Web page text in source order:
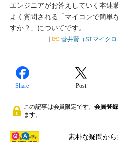
エンジニアがお答えしていく本連
よく質問される「マイコンで簡単
すか？」についてです。
[ 菅井賢（STマイクロ
Share Post
この記事は会員限定です。 会員登録
ます。
素朴な疑問から